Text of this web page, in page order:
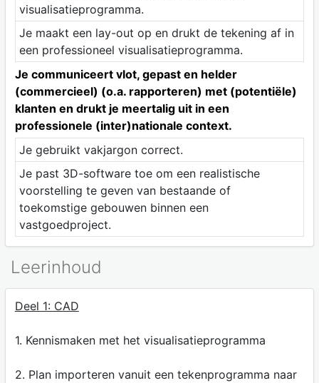
visualisatieprogramma.
Je maakt een lay-out op en drukt de tekening af in
een professioneel visualisatieprogramma.
Je communiceert vlot, gepast en helder
(commercieel) (o.a. rapporteren) met (potentiële)
klanten en drukt je meertalig uit in een
professionele (inter)nationale context.
Je gebruikt vakjargon correct.
Je past 3D-software toe om een realistische
voorstelling te geven van bestaande of
toekomstige gebouwen binnen een
vastgoedproject.
Leerinhoud
Deel 1: CAD
1. Kennismaken met het visualisatieprogramma
2. Plan importeren vanuit een tekenprogramma naar